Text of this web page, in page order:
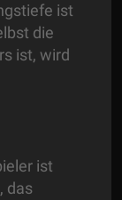
ist
die
ist, wird
ist
das